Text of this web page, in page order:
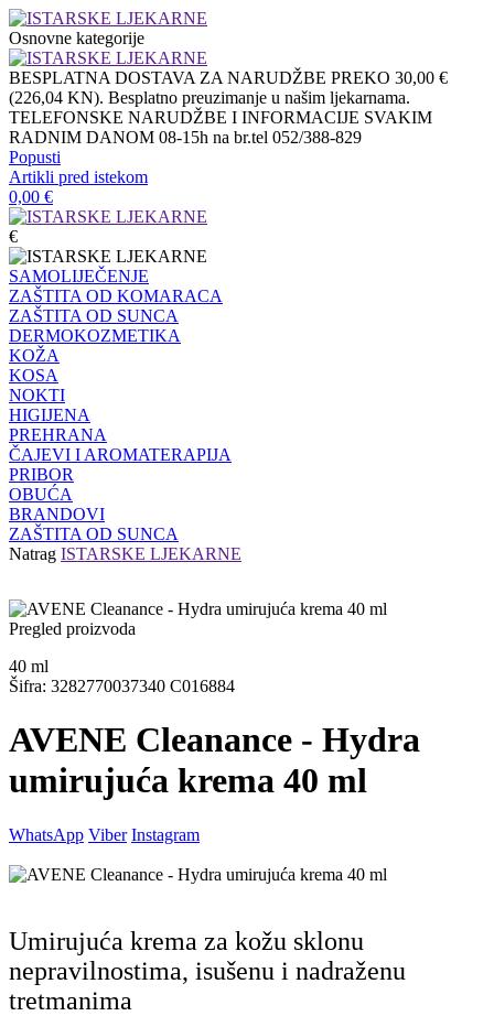
Osnovne kategorije
BESPLATNA DOSTAVA ZA NARUDŽBE PREKO 30,00 €
(226,04 KN). Besplatno preuzimanje u našim ljekarnama.
TELEFONSKE NARUDŽBE I INFORMACIJE SVAKIM
RADNIM DANOM 08-15h na br.tel 052/388-829
Popusti
Artikli pred istekom
0,00 €
€
SAMOLIJEČENJE
ZAŠTITA OD KOMARACA
ZAŠTITA OD SUNCA
DERMOKOZMETIKA
KOŽA
KOSA
NOKTI
HIGIJENA
PREHRANA
ČAJEVI I AROMATERAPIJA
PRIBOR
OBUĆA
BRANDOVI
ZAŠTITA OD SUNCA
Natrag ISTARSKE LJEKARNE
Pregled proizvoda
40 ml
Šifra: 3282770037340 C016884
AVENE Cleanance - Hydra
umirujuća krema 40 ml
WhatsApp Viber Instagram
Umirujuća krema za kožu sklonu
nepravilnostima, isušenu i nadraženu
tretmanima